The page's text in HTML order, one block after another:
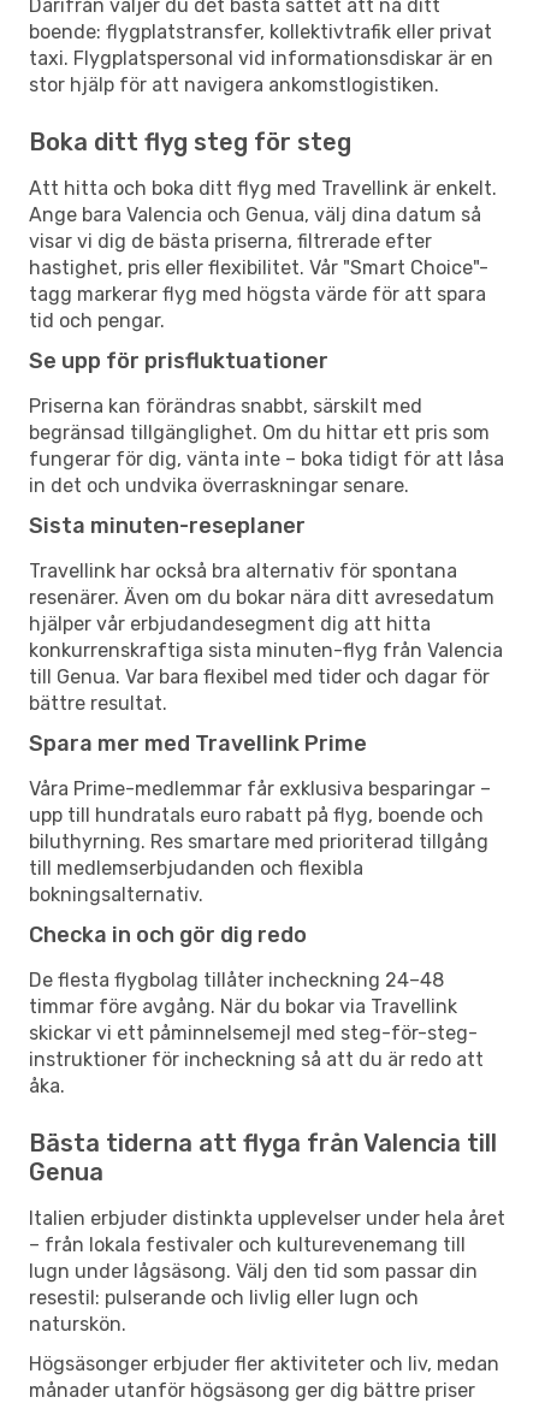
Därifrån väljer du det bästa sättet att nå ditt
boende: flygplatstransfer, kollektivtrafik eller privat
taxi. Flygplatspersonal vid informationsdiskar är en
stor hjälp för att navigera ankomstlogistiken.
Boka ditt flyg steg för steg
Att hitta och boka ditt flyg med Travellink är enkelt.
Ange bara Valencia och Genua, välj dina datum så
visar vi dig de bästa priserna, filtrerade efter
hastighet, pris eller flexibilitet. Vår "Smart Choice"-
tagg markerar flyg med högsta värde för att spara
tid och pengar.
Se upp för prisfluktuationer
Priserna kan förändras snabbt, särskilt med
begränsad tillgänglighet. Om du hittar ett pris som
fungerar för dig, vänta inte – boka tidigt för att låsa
in det och undvika överraskningar senare.
Sista minuten-reseplaner
Travellink har också bra alternativ för spontana
resenärer. Även om du bokar nära ditt avresedatum
hjälper vår erbjudandesegment dig att hitta
konkurrenskraftiga sista minuten-flyg från Valencia
till Genua. Var bara flexibel med tider och dagar för
bättre resultat.
Spara mer med Travellink Prime
Våra Prime-medlemmar får exklusiva besparingar –
upp till hundratals euro rabatt på flyg, boende och
biluthyrning. Res smartare med prioriterad tillgång
till medlemserbjudanden och flexibla
bokningsalternativ.
Checka in och gör dig redo
De flesta flygbolag tillåter incheckning 24–48
timmar före avgång. När du bokar via Travellink
skickar vi ett påminnelsemejl med steg-för-steg-
instruktioner för incheckning så att du är redo att
åka.
Bästa tiderna att flyga från Valencia till
Genua
Italien erbjuder distinkta upplevelser under hela året
– från lokala festivaler och kulturevenemang till
lugn under lågsäsong. Välj den tid som passar din
resestil: pulserande och livlig eller lugn och
naturskön.
Högsäsonger erbjuder fler aktiviteter och liv, medan
månader utanför högsäsong ger dig bättre priser